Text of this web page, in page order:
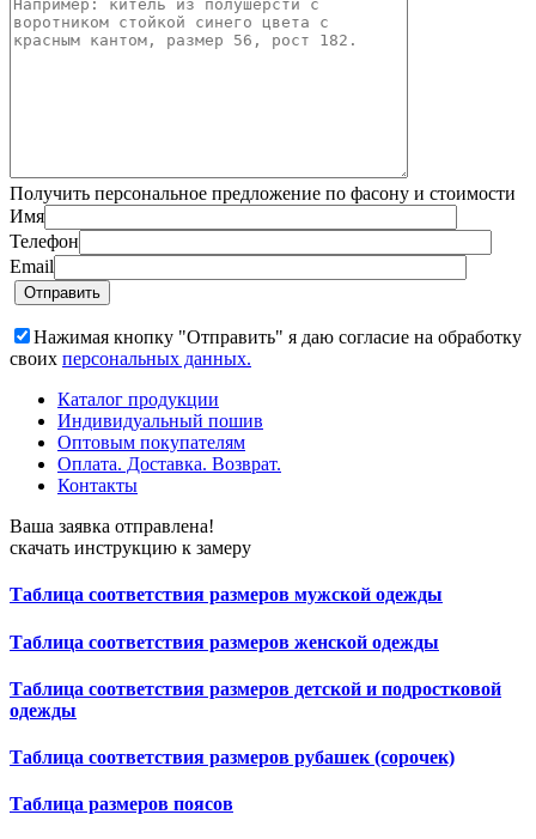
Получить персональное предложение по фасону и стоимости
Имя
Телефон
Email
Нажимая кнопку "Отправить" я даю согласие на обработку
своих персональных данных.
Каталог продукции
Индивидуальный пошив
Оптовым покупателям
Оплата. Доставка. Возврат.
Контакты
Ваша заявка отправлена!
скачать инструкцию к замеру
Таблица соответствия размеров мужской одежды
Таблица соответствия размеров женской одежды
Таблица соответствия размеров детской и подростковой
одежды
Таблица соответствия размеров рубашек (сорочек)
Таблица размеров поясов